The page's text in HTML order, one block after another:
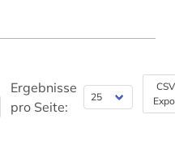
Ergebnisse
pro Seite: